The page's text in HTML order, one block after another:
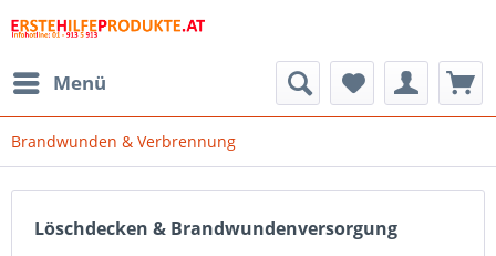
Menü
Brandwunden & Verbrennung
Löschdecken & Brandwundenversorgung